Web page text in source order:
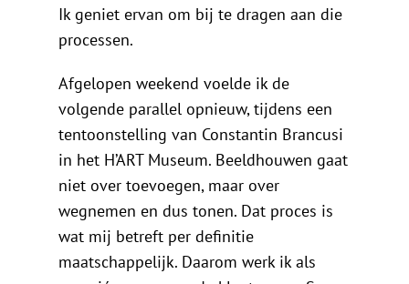
Ik geniet ervan om bij te dragen aan die
processen.
Afgelopen weekend voelde ik de
volgende parallel opnieuw, tijdens een
tentoonstelling van Constantin Brancusi
in het H’ART Museum. Beeldhouwen gaat
niet over toevoegen, maar over
wegnemen en dus tonen. Dat proces is
wat mij betreft per definitie
maatschappelijk. Daarom werk ik als